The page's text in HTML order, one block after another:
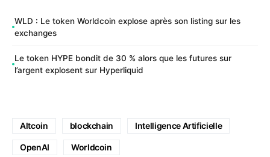
WLD : Le token Worldcoin explose après son listing sur les
exchanges
Le token HYPE bondit de 30 % alors que les futures sur
l’argent explosent sur Hyperliquid
Altcoin blockchain Intelligence Artificielle
OpenAI Worldcoin